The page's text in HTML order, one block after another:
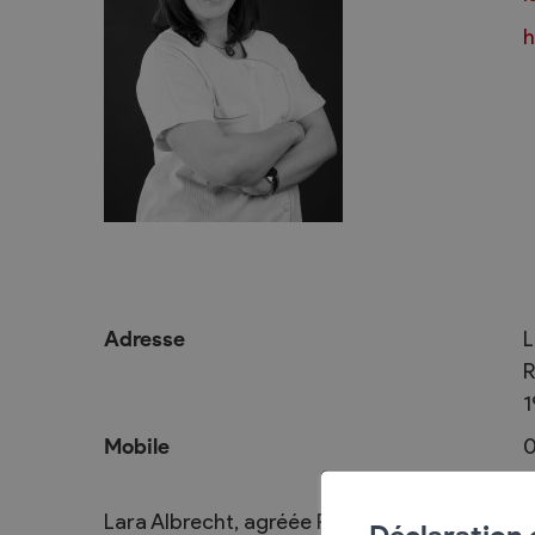
Services communaux
Administration générale
renseignement
eConstruction
Votations et
Adresse
Mobile
Lara Albrecht, agréée RME